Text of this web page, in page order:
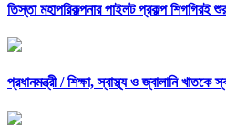
তিস্তা মহাপরিকল্পনার পাইলট প্রকল্প শিগগিরই
প্রধানমন্ত্রী /শিক্ষা, স্বাস্থ্য ও জ্বালানি খাতকে